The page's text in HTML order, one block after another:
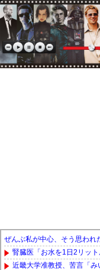
ぜんぶ私が中心、そう思われ
腎臓医「お水を1日2リッ
近畿大学准教授、苦言「